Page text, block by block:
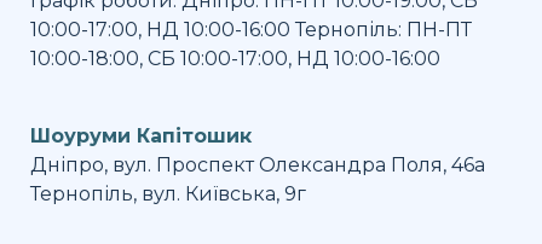
10:00-17:00, НД 10:00-16:00 Тернопіль: ПН-ПТ
10:00-18:00, СБ 10:00-17:00, НД 10:00-16:00
Шоуруми Капітошик
Дніпро, вул. Проспект Олександра Поля, 46а
Тернопіль, вул. Київська, 9г